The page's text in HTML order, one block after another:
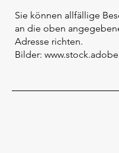
Sie können allfällige
an die oben
Adresse richten.
Bilder: